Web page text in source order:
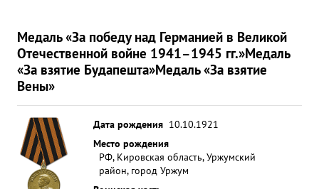
Медаль «За победу над Германией в Великой
Отечественной войне 1941–1945 гг.»Медаль
«За взятие Будапешта»Медаль «За взятие
Вены»
Дата рождения 10.10.1921
Место рождения
РФ, Кировская область, Уржумский
район, город Уржум